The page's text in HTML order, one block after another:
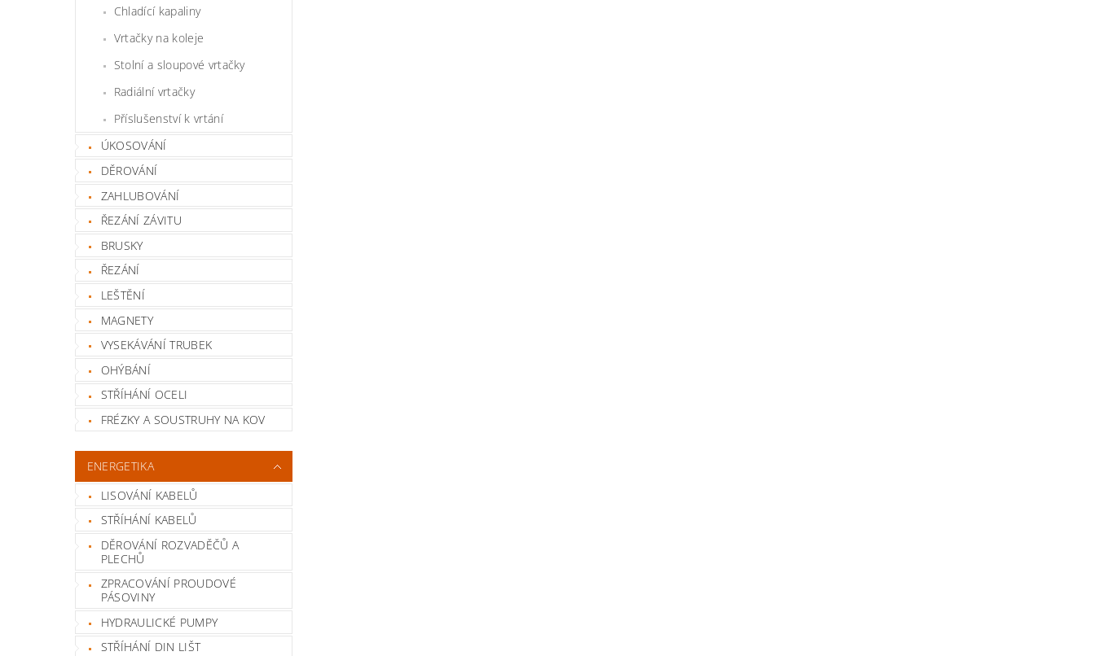
Chladící kapaliny
Vrtačky na koleje
Stolní a sloupové vrtačky
Radiální vrtačky
Příslušenství k vrtání
ÚKOSOVÁNÍ
DĚROVÁNÍ
ZAHLUBOVÁNÍ
ŘEZÁNÍ ZÁVITU
BRUSKY
ŘEZÁNÍ
LEŠTĚNÍ
MAGNETY
VYSEKÁVÁNÍ TRUBEK
OHÝBÁNÍ
STŘÍHÁNÍ OCELI
FRÉZKY A SOUSTRUHY NA KOV
ENERGETIKA
LISOVÁNÍ KABELŮ
STŘÍHÁNÍ KABELŮ
DĚROVÁNÍ ROZVADĚČŮ A
PLECHŮ
ZPRACOVÁNÍ PROUDOVÉ
PÁSOVINY
HYDRAULICKÉ PUMPY
STŘÍHÁNÍ DIN LIŠT